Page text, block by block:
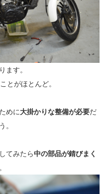
ます。
とがほとんど。
めに大掛かりな整備が必要だ
。
てみたら中の部品が錆びまく